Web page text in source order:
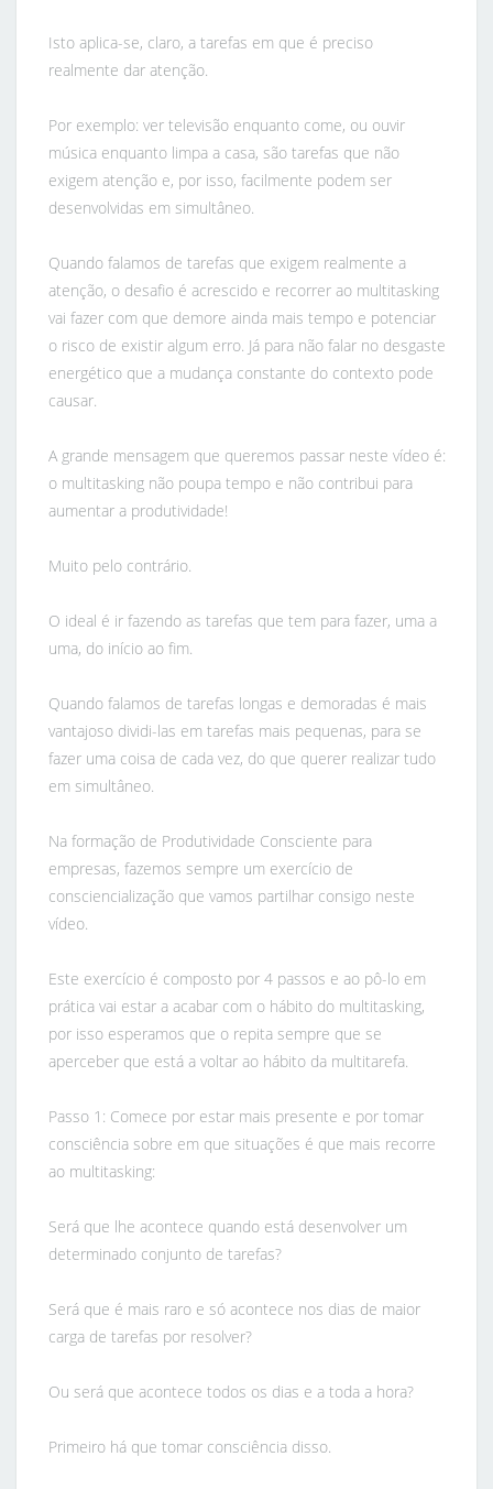
Isto aplica-se, claro, a tarefas em que é preciso
realmente dar atenção.
Por exemplo: ver televisão enquanto come, ou ouvir
música enquanto limpa a casa, são tarefas que não
exigem atenção e, por isso, facilmente podem ser
desenvolvidas em simultâneo.
Quando falamos de tarefas que exigem realmente a
atenção, o desafio é acrescido e recorrer ao multitasking
vai fazer com que demore ainda mais tempo e potenciar
o risco de existir algum erro. Já para não falar no desgaste
energético que a mudança constante do contexto pode
causar.
A grande mensagem que queremos passar neste vídeo é:
o multitasking não poupa tempo e não contribui para
aumentar a produtividade!
Muito pelo contrário.
O ideal é ir fazendo as tarefas que tem para fazer, uma a
uma, do início ao fim.
Quando falamos de tarefas longas e demoradas é mais
vantajoso dividi-las em tarefas mais pequenas, para se
fazer uma coisa de cada vez, do que querer realizar tudo
em simultâneo.
Na formação de Produtividade Consciente para
empresas, fazemos sempre um exercício de
consciencialização que vamos partilhar consigo neste
vídeo.
Este exercício é composto por 4 passos e ao pô-lo em
prática vai estar a acabar com o hábito do multitasking,
por isso esperamos que o repita sempre que se
aperceber que está a voltar ao hábito da multitarefa.
Passo 1: Comece por estar mais presente e por tomar
consciência sobre em que situações é que mais recorre
ao multitasking:
Será que lhe acontece quando está desenvolver um
determinado conjunto de tarefas?
Será que é mais raro e só acontece nos dias de maior
carga de tarefas por resolver?
Ou será que acontece todos os dias e a toda a hora?
Primeiro há que tomar consciência disso.